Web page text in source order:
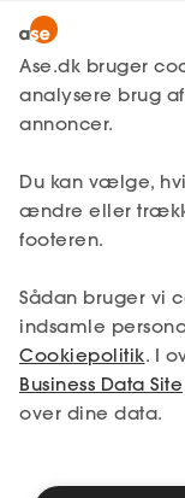
MitAse
Ase
Lønmodtager
Selvstændig
Etableret
Produkter
Få svar
Fordele
Studerende
Selvstændig
Markedsføringsret
eller tiltag
vigtigt, at du
andet, at du
produkterne
markedsføre
Ase.dk bruger
analysere brug
annoncer.
Du kan vælge,
ændre eller
footeren.
Sådan bruger vi
indsamle
Cookiepolitik. I
Business Data Site
over dine data.